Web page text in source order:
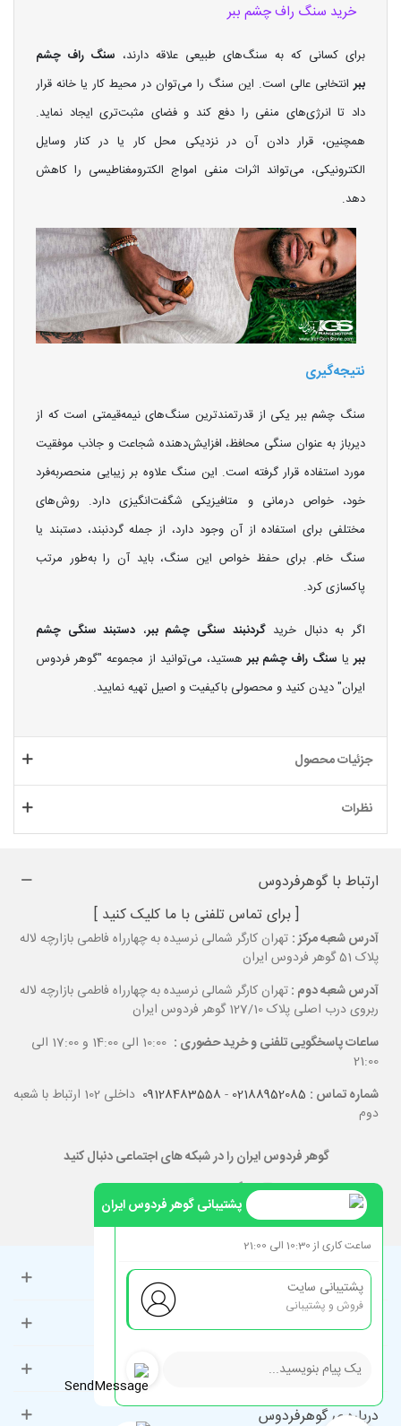
خرید سنگ راف چشم ببر
برای کسانی که به سنگ‌های طبیعی علاقه دارند، سنگ راف چشم
ببرانتخابی عالی است. این سنگ را می‌توان در محیط کار یا خانه قرار
داد تا انرژی‌های منفی را دفع کند و فضای مثبت‌تری ایجاد نماید.
همچنین، قرار دادن آن در نزدیکی محل کار یا در کنار وسایل
الکترونیکی، می‌تواند اثرات منفی امواج الکترومغناطیسی را کاهش
دهد.
نتیجه‌گیری
سنگ چشم ببر یکی از قدرتمندترین سنگ‌های نیمه‌قیمتی است که از
دیرباز به عنوان سنگی محافظ، افزایش‌دهنده شجاعت و جاذب موفقیت
مورد استفاده قرار گرفته است. این سنگ علاوه بر زیبایی منحصربه‌فرد
خود، خواص درمانی و متافیزیکی شگفت‌انگیزی دارد. روش‌های
مختلفی برای استفاده از آن وجود دارد، از جمله گردنبند، دستبند یا
سنگ خام. برای حفظ خواص این سنگ، باید آن را به‌طور مرتب
پاکسازی کرد.
اگر به دنبال خریدگردنبند سنگی چشم ببر، دستبند سنگی چشم
ببریا سنگ راف چشم ببرهستید، می‌توانید از مجموعه "گوهر فردوس
ایران" دیدن کنید و محصولی باکیفیت و اصیل تهیه نمایید.
جزئیات محصول
نظرات
ارتباط با گوهرفردوس
[ برای تماس تلفنی با ما کلیک کنید ]
آدرس شعبه مرکز : تهران کارگر شمالی نرسیده به چهارراه فاطمی بازارچه لاله
پلاک 51 گوهر فردوس ایران
آدرس شعبه دوم :تهران کارگر شمالی نرسیده به چهارراه فاطمی بازارچه لاله
ربروی درب اصلی پلاک 127/10 گوهر فردوس ایران
ساعات پاسخگویی تلفنی و خرید حضوری :
10:00 الی 14:00 و 17:00 الی
21:00
شماره تماس : 02188952085
-
09128483558
داخلی 102 ارتباط با شعبه
دوم
گوهر فردوس ایران را در شبکه های اجتماعی دنبال کنید
حساب کاربری
راهنمای مشتریان
دسته‌بندی‌های پرطرفدار
درباره ی گوهرفردوس
پشتیبانی گوهر فردوس ایران
ساعت کاری از 10:30 الی 21:00
پشتیبانی سایت
فروش و پشتیبانی